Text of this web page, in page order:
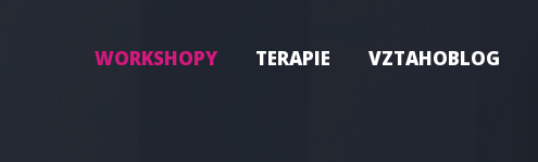
WORKSHOPY TERAPIE VZTAHOBLOG